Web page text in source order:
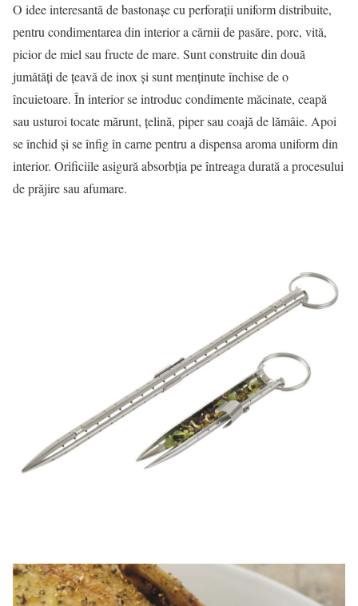
O idee interesantă de bastonaşe cu perforaţii uniform distribuite,
pentru condimentarea din interior a cărnii de pasăre, porc, vită,
picior de miel sau fructe de mare. Sunt construite din două
jumătăţi de ţeavă de inox şi sunt menţinute închise de o
încuietoare. În interior se introduc condimente măcinate, ceapă
sau usturoi tocate mărunt, ţelină, piper sau coajă de lămâie. Apoi
se închid şi se înfig în carne pentru a dispensa aroma uniform din
interior. Orificiile asigură absorbţia pe întreaga durată a procesului
de prăjire sau afumare.